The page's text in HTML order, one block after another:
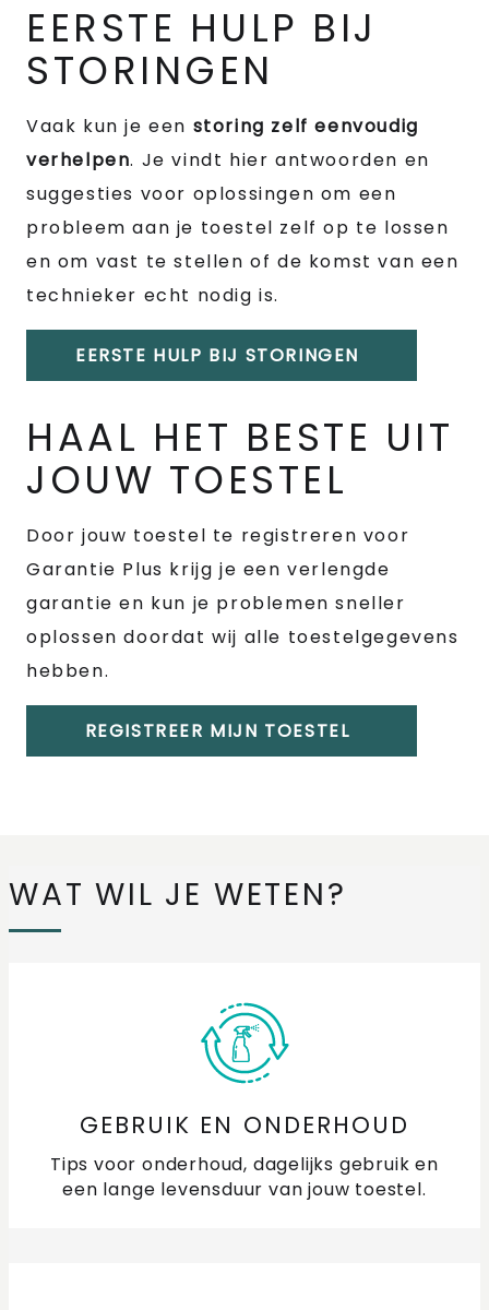
EERSTE HULP BIJ
STORINGEN
Vaak kun je een storing zelf eenvoudig
verhelpen. Je vindt hier antwoorden en
suggesties voor oplossingen om een
probleem aan je toestel zelf op te lossen
en om vast te stellen of de komst van een
technieker echt nodig is.
EERSTE HULP BIJ STORINGEN
HAAL HET BESTE UIT
JOUW TOESTEL
Door jouw toestel te registreren voor
Garantie Plus krijg je een verlengde
garantie en kun je problemen sneller
oplossen doordat wij alle toestelgegevens
hebben.
REGISTREER MIJN TOESTEL
WAT WIL JE WETEN?
GEBRUIK EN ONDERHOUD
Tips voor onderhoud, dagelijks gebruik en
een lange levensduur van jouw toestel.